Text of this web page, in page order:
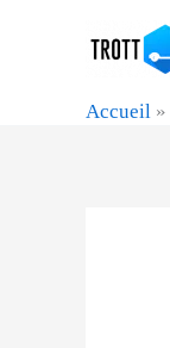
Accueil »